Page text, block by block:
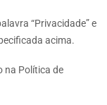
“Privacidade” e
acima.
na Política de